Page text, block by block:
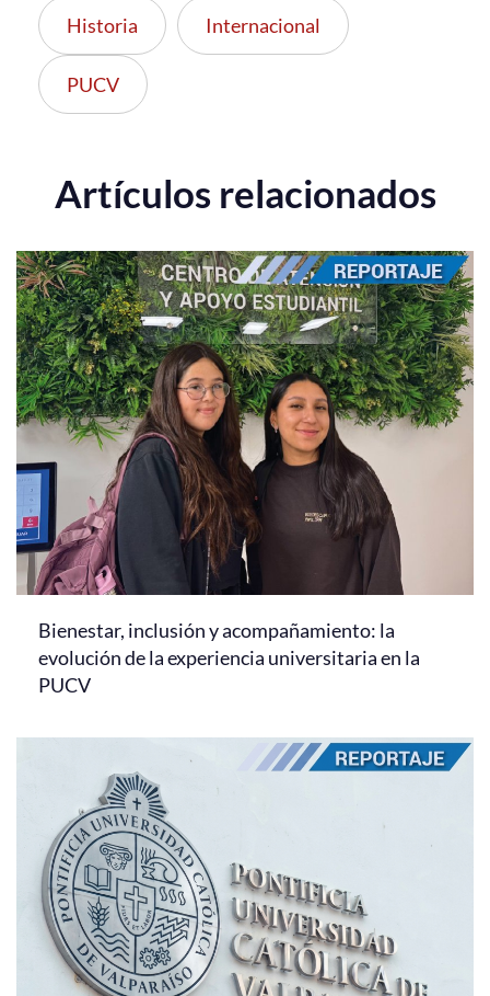
Historia Internacional
PUCV
Artículos relacionados
Bienestar, inclusión y acompañamiento: la
evolución de la experiencia universitaria en la
PUCV